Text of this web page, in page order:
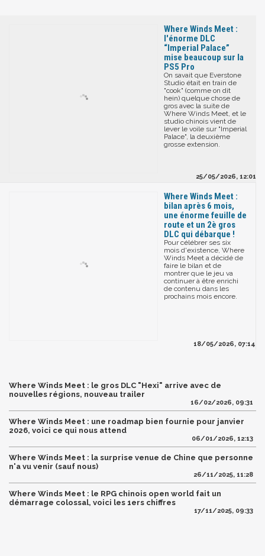
Where Winds Meet :
l'énorme DLC
“Imperial Palace”
mise beaucoup sur la
PS5 Pro
On savait que Everstone
Studio était en train de
"cook" (comme on dit
hein) quelque chose de
gros avec la suite de
Where Winds Meet, et le
studio chinois vient de
lever le voile sur "Imperial
Palace", la deuxième
grosse extension.
25/05/2026, 12:01
Where Winds Meet :
bilan après 6 mois,
une énorme feuille de
route et un 2è gros
DLC qui débarque !
Pour célébrer ses six
mois d'existence, Where
Winds Meet a décidé de
faire le bilan et de
montrer que le jeu va
continuer à être enrichi
de contenu dans les
prochains mois encore.
18/05/2026, 07:14
Where Winds Meet : le gros DLC "Hexi" arrive avec de
nouvelles régions, nouveau trailer
16/02/2026, 09:31
Where Winds Meet : une roadmap bien fournie pour janvier
2026, voici ce qui nous attend
06/01/2026, 12:13
Where Winds Meet : la surprise venue de Chine que personne
n'a vu venir (sauf nous)
26/11/2025, 11:28
Where Winds Meet : le RPG chinois open world fait un
démarrage colossal, voici les 1ers chiffres
17/11/2025, 09:33